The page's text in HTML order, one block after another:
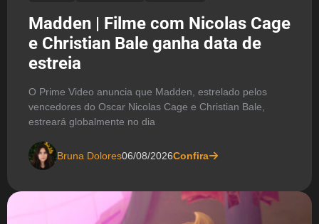
Madden | Filme com Nicolas Cage
e Christian Bale ganha data de
estreia
O Prime Video anuncia que Madden, estrelado pelos
vencedores do Oscar Nicolas Cage e Christian Bale,
estreará globalmente no dia
Bruna Dolores06/08/2026Confira